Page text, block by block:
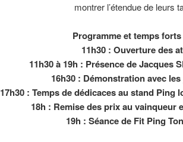
montrer l’étendue de leurs
Programme et temps
11h30 : Ouverture des
11h30 à 19h : Présence de Jacques
16h30 : Démonstration avec
17h30 : Temps de dédicaces au stand Ping
18h : Remise des prix au vainqueur
19h : Séance de Fit Ping